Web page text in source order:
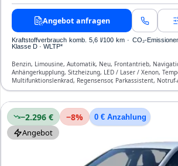
Angebot anfragen
Kraftstoffverbrauch komb. 5,6 l/100 km · CO₂-
Klasse D · WLTP*
Benzin, Limousine, Automatik, Neu, Frontantrieb,
Anhängerkupplung, Sitzheizung, LED / Laser / Xenon,
Multifunktionslenkrad, Regensensor, Parkassistent,
Start/Stopp-Automatik, Bluetooth, Freisprecheinrichtung,
−2.296 € −8% 0 € Anzahlung
Angebot